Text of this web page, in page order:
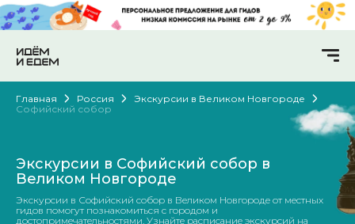
Главная Россия
Экскурсии в Великом Новгороде
Софийский собор
Экскурсии в Софийский собор в
Великом Новгороде
Экскурсии в Софийский собор в Великом Новгороде от местных
гидов помогут познакомиться с городом и
достопримечательностями. Узнайте расписание экскурсий на